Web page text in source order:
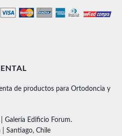
de productos para Ortodoncia y
Galería Edificio Forum.
| Santiago, Chile